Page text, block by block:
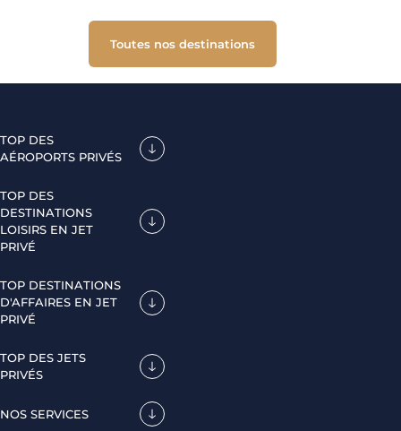
Toutes nos destinations
TOP DES
AÉROPORTS PRIVÉS
TOP DES
DESTINATIONS
LOISIRS EN JET
PRIVÉ
TOP DESTINATIONS
D'AFFAIRES EN JET
PRIVÉ
TOP DES JETS
PRIVÉS
NOS SERVICES